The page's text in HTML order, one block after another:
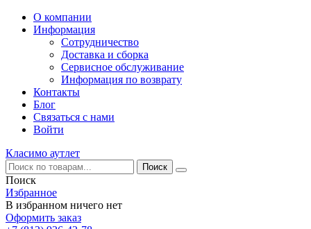
О компании
Информация
Сотрудничество
Доставка и сборка
Сервисное обслуживание
Информация по возврату
Контакты
Блог
Связаться с нами
Войти
Класимо аутлет
Поиск
Избранное
В избранном ничего нет
Оформить заказ